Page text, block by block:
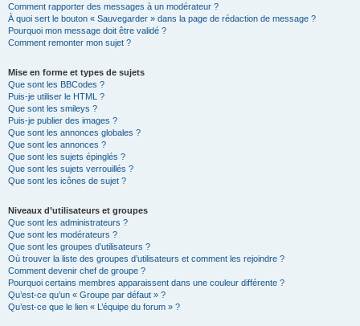
Comment rapporter des messages à un modérateur ?
À quoi sert le bouton « Sauvegarder » dans la page de rédaction de message ?
Pourquoi mon message doit être validé ?
Comment remonter mon sujet ?
Mise en forme et types de sujets
Que sont les BBCodes ?
Puis-je utiliser le HTML ?
Que sont les smileys ?
Puis-je publier des images ?
Que sont les annonces globales ?
Que sont les annonces ?
Que sont les sujets épinglés ?
Que sont les sujets verrouillés ?
Que sont les icônes de sujet ?
Niveaux d’utilisateurs et groupes
Que sont les administrateurs ?
Que sont les modérateurs ?
Que sont les groupes d’utilisateurs ?
Où trouver la liste des groupes d’utilisateurs et comment les rejoindre ?
Comment devenir chef de groupe ?
Pourquoi certains membres apparaissent dans une couleur différente ?
Qu’est-ce qu’un « Groupe par défaut » ?
Qu’est-ce que le lien « L’équipe du forum » ?